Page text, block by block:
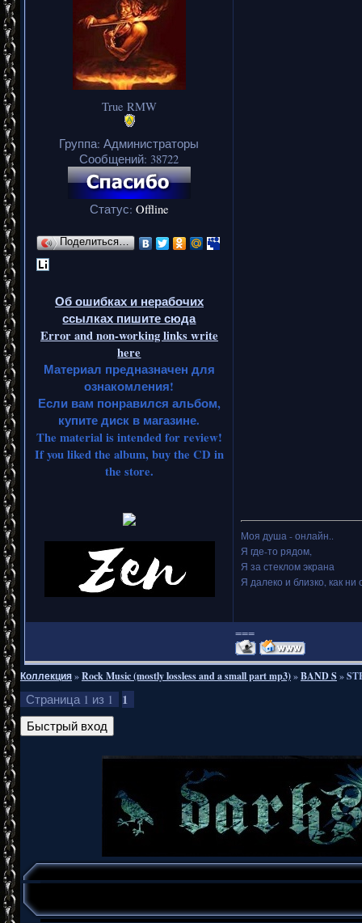
True RMW
Группа: Администраторы
Сообщений: 38722
Статус: Offline
Поделиться…
Об ошибках и нерабочих
ссылках пишите сюда
Error and non-working links write
here
Материал предназначен для
ознакомления!
Если вам понравился альбом,
купите диск в магазине.
The material is intended for review!
If you liked the album, buy the CD in
the store.
Моя душа - онлайн..
Я где-то рядом,
Я за стеклом экрана
Я далеко и близко, как ни
===
Коллекция»Rock Music (mostly lossless and a small part mp3)»BAND S »
Страница 1 из 1 1